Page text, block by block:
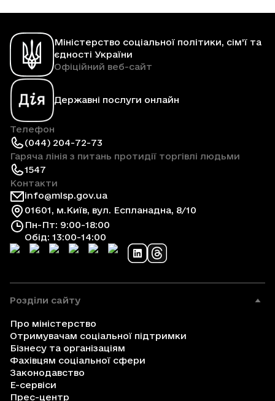
Міністерство соціальної політики, сім'ї та
єдності України
Офіційний веб-сайт
Державні послуги онлайн
Телефон
(044) 204-72-73
Гаряча лінія з питань протидії торгівлі людьми
1547
Контакти
info@mlsp.gov.ua
01601, м.Київ, вул. Еспланадна, 8/10
Пн-Пт: 9:00-18:00
Обід: 13:00-14:00
Розділи сайту
Про міністерство
Отримувачам соціальної підтримки
Бізнесу та організаціям
Фахівцям соціальної сфери
Законодавство
Е-сервіси
Прес-центр